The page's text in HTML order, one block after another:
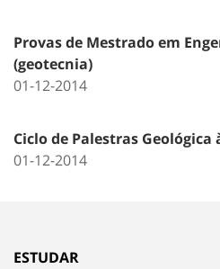
Provas de Mestrado em
(geotecnia)
01-12-2014
Ciclo de Palestras Geológica
01-12-2014
ESTUDAR